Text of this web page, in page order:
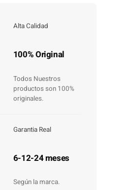
Alta Calidad
100% Original
Todos Nuestros
productos son 100%
originales.
Garantia Real
6-12-24 meses
Según la marca.